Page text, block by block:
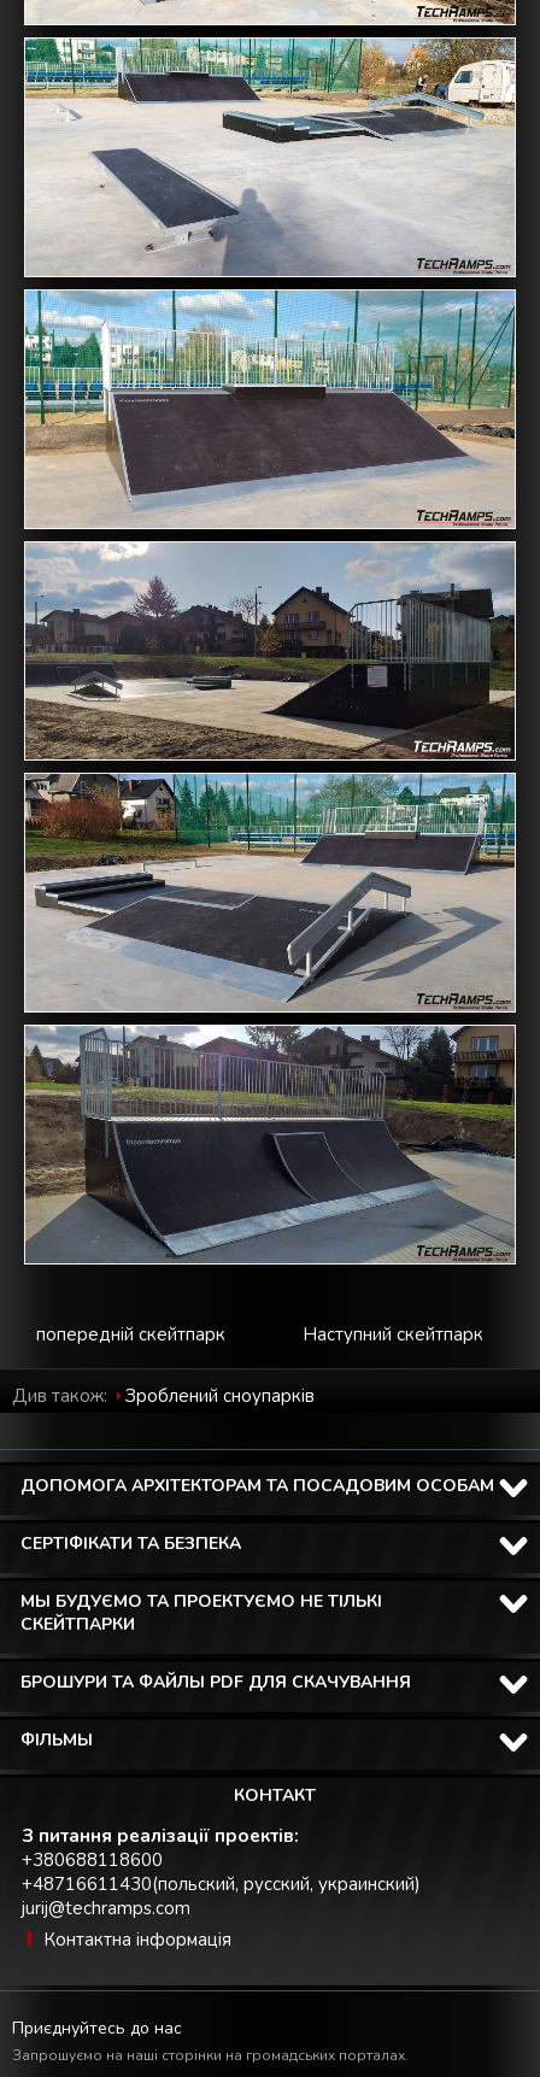
Наступний скейтпарк
попередній скейтпарк
Див також: Зроблений cноупарків
ДОПОМОГА АРХІТЕКТОРАМ ТА ПОСАДОВИМ ОСОБАМ
СЕРТІФІКАТИ ТА БЕЗПЕКА
МЫ БУДУЄМО ТА ПРОЕКТУЄМО НЕ ТІЛЬКІ
СКЕЙТПАРКИ
БРОШУРИ ТА ФАЙЛЫ PDF ДЛЯ СКАЧУВАННЯ
ФІЛЬМЫ
КОНТАКТ
З питання реалізації проектів:
+380688118600
+48716611430(польский, русский, украинский)
jurij@techramps.com
Контактна інформація
Приєднуйтесь до нас
Запрошуємо на наші сторінки на громадських порталах.